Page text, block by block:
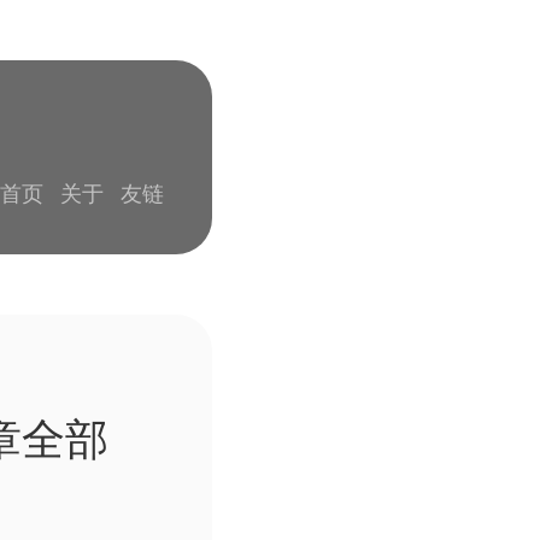
首页 关于 友链
全部